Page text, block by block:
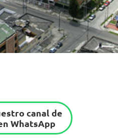
canal de
WhatsApp